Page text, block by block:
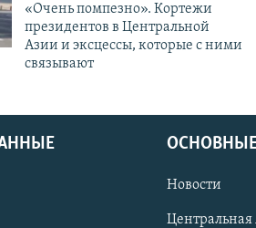
«Очень помпезно». Кортежи
президентов в Центральной
Азии и эксцессы, которые с ними
связывают
Новости
Центральная